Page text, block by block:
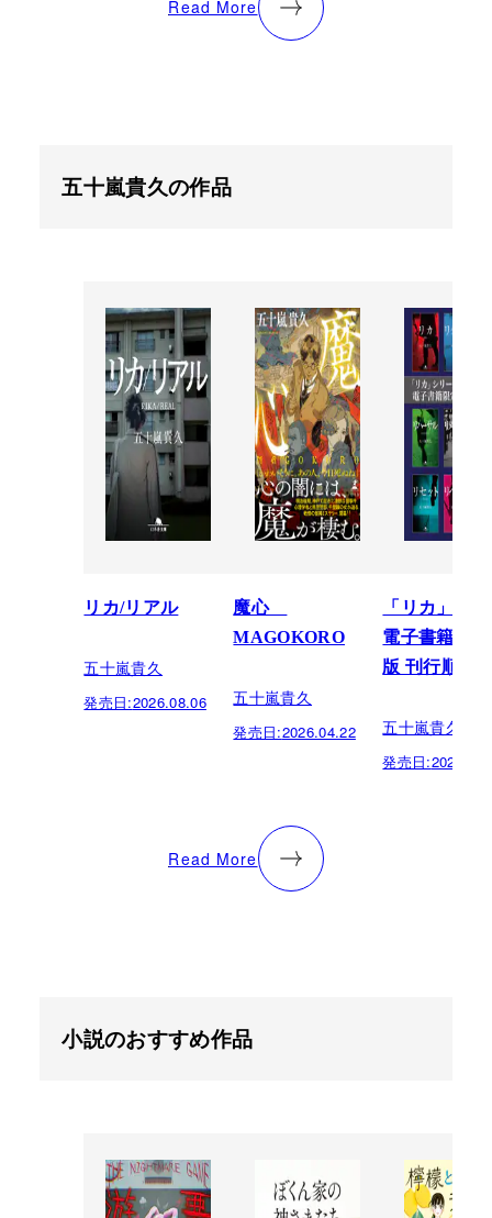
Read More
五十嵐貴久の作品
リカ/リアル
五十嵐貴久
発売日:2026.08.06
魔心
MAGOKORO
五十嵐貴久
発売日:2026.04.22
「リカ」シ
電子書籍限
版 刊行順
五十嵐貴久
発売日:
Read More
小説のおすすめ作品